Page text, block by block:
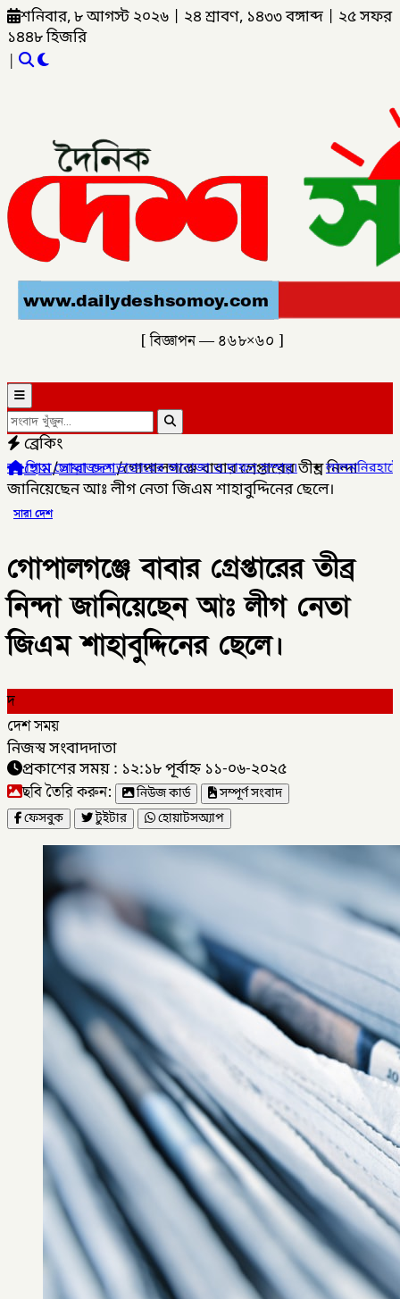
শনিবার, ৮ আগস্ট ২০২৬ ২৪ শ্রাবণ, ১৪৩৩ বঙ্গাব্দ
২৫ সফর
১৪৪৮ হিজরি
|
[ বিজ্ঞাপন — ৪৬৮×৬০ ]
ব্রেকিং
ডাক্তারের জানাজা ও দাফন সম্পন্ন।✦লালমনিরহাটের ৫ উপজেলার
হোম/সারা দেশ/গোপালগঞ্জে বাবার গ্রেপ্তারের তীব্র নিন্দা
জানিয়েছেন আঃ লীগ নেতা জিএম শাহাবুদ্দিনের ছেলে।
সারা দেশ
গোপালগঞ্জে বাবার গ্রেপ্তারের তীব্র
নিন্দা জানিয়েছেন আঃ লীগ নেতা
জিএম শাহাবুদ্দিনের ছেলে।
দ
দেশ সময়
নিজস্ব সংবাদদাতা
প্রকাশের সময় : ১২:১৮ পূর্বাহ্ন ১১-০৬-২০২৫
ছবি তৈরি করুন: নিউজ কার্ড
সম্পূর্ণ সংবাদ
ফেসবুক
টুইটার হোয়াটসঅ্যাপ